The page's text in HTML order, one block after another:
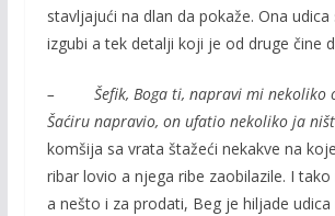
stavljajući na dlan da pokaže. Ona udica
izgubi a tek detalji koji je od druge čine
– Šefik, Boga ti, napravi mi nekoliko
Šaćiru napravio, on ufatio nekoliko ja
komšija sa vrata štažeći nekakve na
ribar lovio a njega ribe zaobilazile. I
a nešto i za prodati, Beg je hiljade